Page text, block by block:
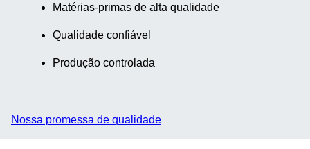
Matérias-primas de alta qualidade
Qualidade confiável
Produção controlada
Nossa promessa de qualidade